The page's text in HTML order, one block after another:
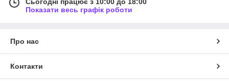
Сьогодні працює з 10:00 до 18:00
Показати весь графік роботи
Про нас
Контакти